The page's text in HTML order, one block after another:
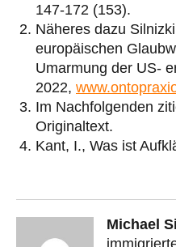
147-172 (153).
Näheres dazu
europäischen
Umarmung der US-
2022,
Im Nachfolgenden
Originaltext.
Kant, I., Was ist
Michael